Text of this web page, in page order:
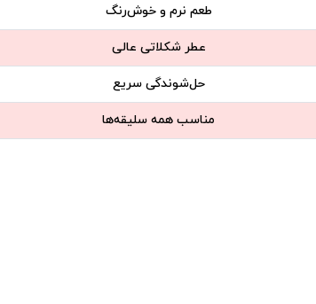
طعم نرم و خوش‌رنگ
عطر شکلاتی عالی
حل‌شوندگی سریع
مناسب همه سلیقه‌ها